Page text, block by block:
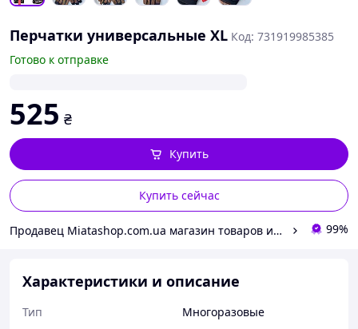
Перчатки универсальные ХL Код: 731919985385
Готово к отправке
525 ₴
Купить сейчас
Купить
Продавец Miatashop.com.ua магазин товаров из США 99%
Характеристики и описание
Тип
Многоразовые